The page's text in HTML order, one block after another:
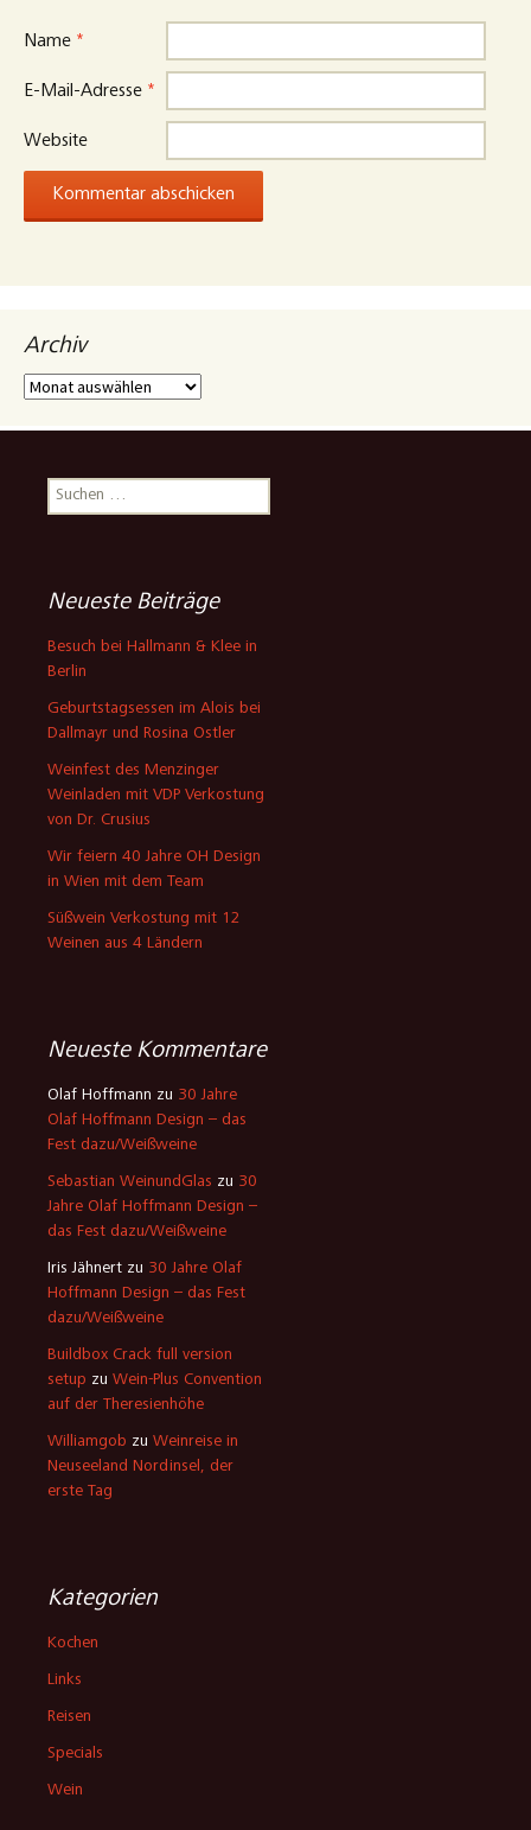
Name *
E-Mail-Adresse *
Website
Archiv
Archiv
Suchen
nach:
Neueste Beiträge
Besuch bei Hallmann & Klee in
Berlin
Geburtstagsessen im Alois bei
Dallmayr und Rosina Ostler
Weinfest des Menzinger
Weinladen mit VDP Verkostung
von Dr. Crusius
Wir feiern 40 Jahre OH Design
in Wien mit dem Team
Süßwein Verkostung mit 12
Weinen aus 4 Ländern
Neueste Kommentare
Olaf Hoffmann zu 30 Jahre
Olaf Hoffmann Design – das
Fest dazu/Weißweine
Sebastian WeinundGlas zu 30
Jahre Olaf Hoffmann Design –
das Fest dazu/Weißweine
Iris Jähnert zu 30 Jahre Olaf
Hoffmann Design – das Fest
dazu/Weißweine
Buildbox Crack full version
setup zu Wein-Plus Convention
auf der Theresienhöhe
Williamgob zu Weinreise in
Neuseeland Nordinsel, der
erste Tag
Kategorien
Kochen
Links
Reisen
Specials
Wein